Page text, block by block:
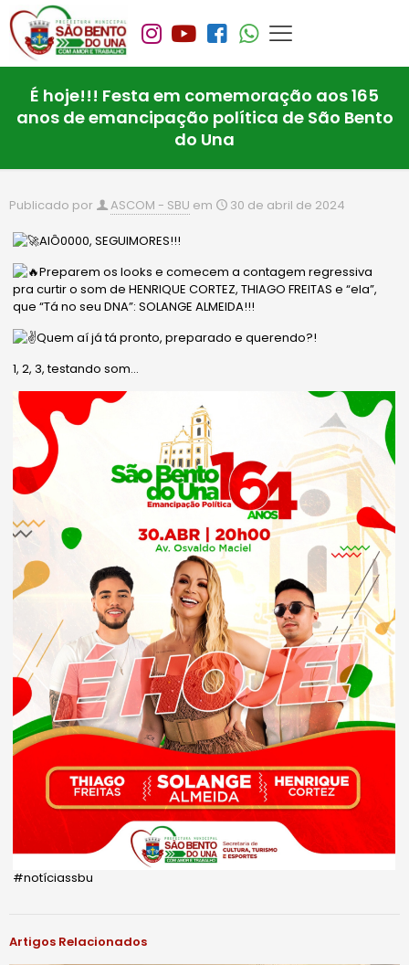
É hoje!!! Festa em comemoração aos 165
anos de emancipação política de São Bento
do Una
Publicado por ASCOM - SBU em 30 de abril de 2024
AlÔ0000, SEGUIMORES!!!
Preparem os looks e comecem a contagem regressiva
pra curtir o som de HENRIQUE CORTEZ, THIAGO FREITAS e “ela”,
que “Tá no seu DNA”: SOLANGE ALMEIDA!!!
Quem aí já tá pronto, preparado e querendo?!
1, 2, 3, testando som…
#notíciassbu
Artigos Relacionados